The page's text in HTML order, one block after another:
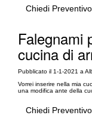
Chiedi
Falegnami
cucina di
Pubblicato il 1-1-2021 a
Vorrei inserire nella mia
una modifica ante della
Chiedi